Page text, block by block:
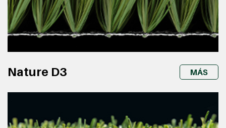
Nature D3 MÁS